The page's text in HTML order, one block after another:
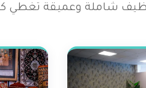
شاملة وعميقة تغطي